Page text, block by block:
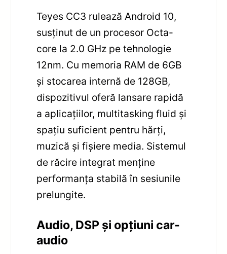
Teyes CC3 rulează Android 10,
susținut de un procesor Octa-
core la 2.0 GHz pe tehnologie
12nm. Cu memoria RAM de 6GB
și stocarea internă de 128GB,
dispozitivul oferă lansare rapidă
a aplicațiilor, multitasking fluid și
spațiu suficient pentru hărți,
muzică și fișiere media. Sistemul
de răcire integrat menține
performanța stabilă în sesiunile
prelungite.
Audio, DSP și opțiuni car-
audio